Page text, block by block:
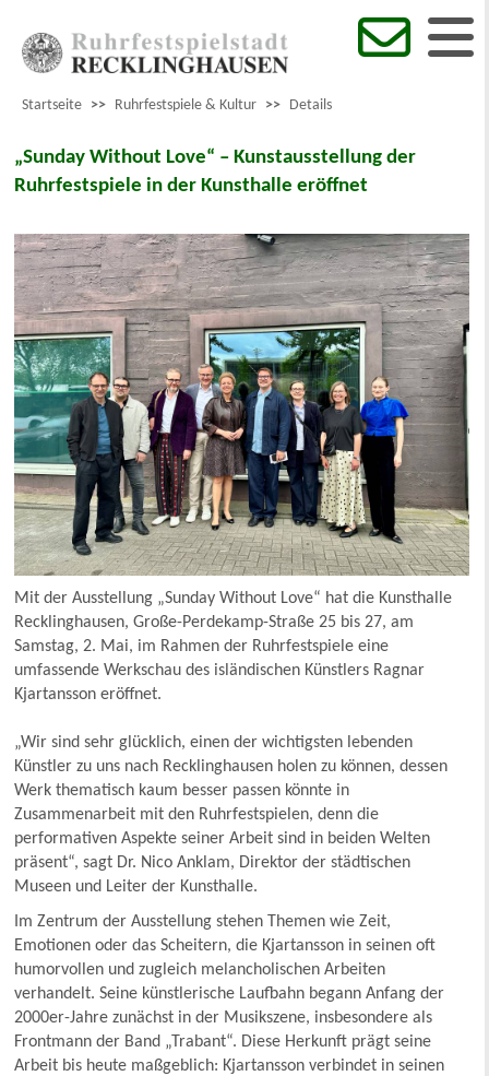
Startseite >> Ruhrfestspiele & Kultur >> Details
„Sunday Without Love“ – Kunstausstellung der
Ruhrfestspiele in der Kunsthalle eröffnet
Mit der Ausstellung „Sunday Without Love“ hat die Kunsthalle
Recklinghausen, Große-Perdekamp-Straße 25 bis 27, am
Samstag, 2. Mai, im Rahmen der Ruhrfestspiele eine
umfassende Werkschau des isländischen Künstlers Ragnar
Kjartansson eröffnet.
„Wir sind sehr glücklich, einen der wichtigsten lebenden
Künstler zu uns nach Recklinghausen holen zu können, dessen
Werk thematisch kaum besser passen könnte in
Zusammenarbeit mit den Ruhrfestspielen, denn die
performativen Aspekte seiner Arbeit sind in beiden Welten
präsent“, sagt Dr. Nico Anklam, Direktor der städtischen
Museen und Leiter der Kunsthalle.
Im Zentrum der Ausstellung stehen Themen wie Zeit,
Emotionen oder das Scheitern, die Kjartansson in seinen oft
humorvollen und zugleich melancholischen Arbeiten
verhandelt. Seine künstlerische Laufbahn begann Anfang der
2000er-Jahre zunächst in der Musikszene, insbesondere als
Frontmann der Band „Trabant“. Diese Herkunft prägt seine
Arbeit bis heute maßgeblich: Kjartansson verbindet in seinen